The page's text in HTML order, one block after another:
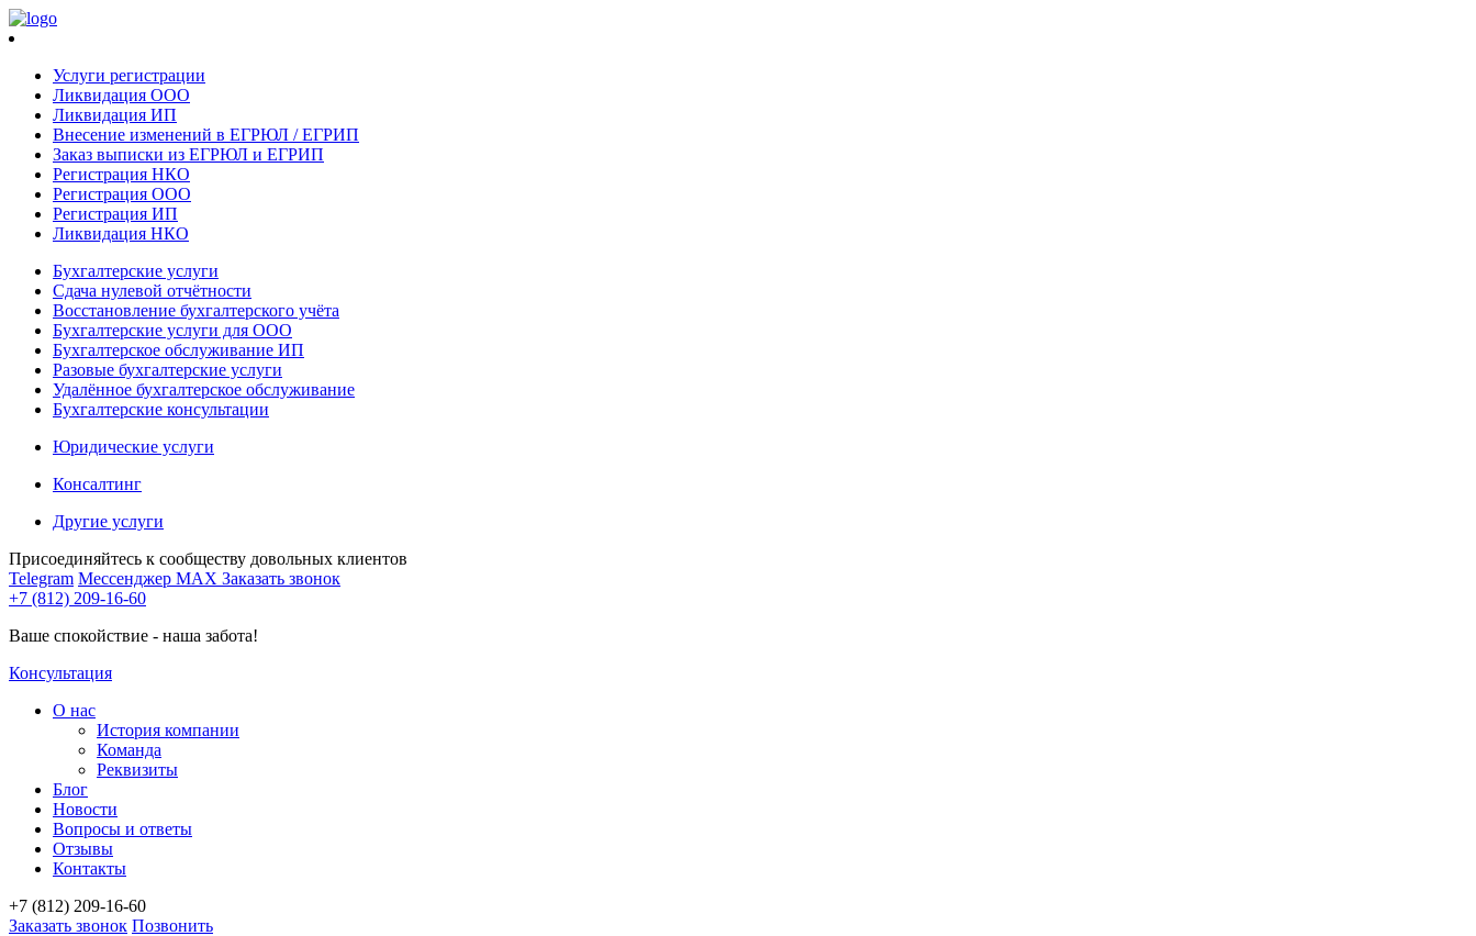
Услуги регистрации
Ликвидация ООО
Ликвидация ИП
Внесение изменений в ЕГРЮЛ / ЕГРИП
Заказ выписки из ЕГРЮЛ и ЕГРИП
Регистрация НКО
Регистрация ООО
Регистрация ИП
Ликвидация НКО
Бухгалтерские услуги
Сдача нулевой отчётности
Восстановление бухгалтерского учёта
Бухгалтерские услуги для ООО
Бухгалтерское обслуживание ИП
Разовые бухгалтерские услуги
Удалённое бухгалтерское обслуживание
Бухгалтерские консультации
Юридические услуги
Консалтинг
Другие услуги
Присоединяйтесь к сообществу довольных клиентов
Telegram Мессенджер MAX Заказать звонок
+7 (812) 209-16-60
Ваше спокойствие - наша забота!
Консультация
О нас
История компании
Команда
Реквизиты
Блог
Новости
Вопросы и ответы
Отзывы
Контакты
+7 (812) 209-16-60
Заказать звонок Позвонить